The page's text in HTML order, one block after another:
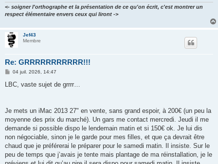
<- soigner l'orthographe et la présentation de ce qu'on écrit, c'est montrer un
respect élémentaire envers ceux qui liront ->
Jef43
Membre
Re: GRRRRRRRRRRR!!!
M
s
04 juil. 2026, 14:47
LBC, vaste sujet de grrrr…
Je mets un iMac 2013 27" en vente, sans grand espoir, à 200€ (un peu la
moyenne des prix du marché). Un gars me contact mercredi. Jeudi il me
demande si possible dispo le lendemain matin et si 150€ ok. Je lui dis
non négociable, sinon je le garde pour mes filles, et que ça devrait être
chaud que je préférerai le préparer pour le samedi matin. Il insiste. Sur le
peu de temps que j’avais je tente mais plantage de ma réinstallation, je le